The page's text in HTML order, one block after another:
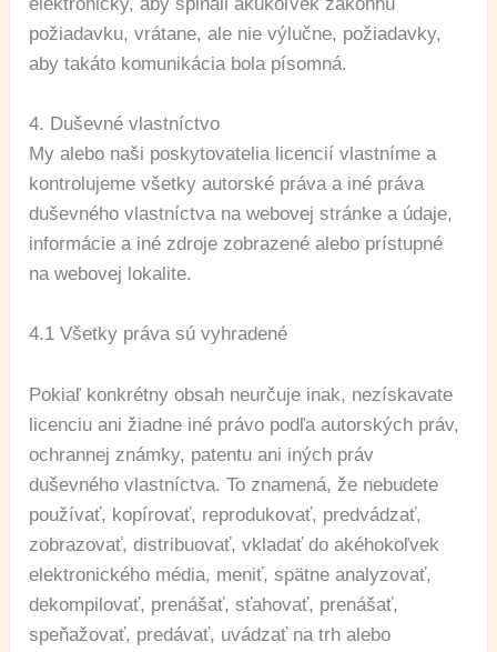
požiadavku, vrátane, ale nie výlučne, požiadavky,
aby takáto komunikácia bola písomná.
4. Duševné vlastníctvo
My alebo naši poskytovatelia licencií vlastníme a
kontrolujeme všetky autorské práva a iné práva
duševného vlastníctva na webovej stránke a údaje,
informácie a iné zdroje zobrazené alebo prístupné
na webovej lokalite.
4.1 Všetky práva sú vyhradené
Pokiaľ konkrétny obsah neurčuje inak, nezískavate
licenciu ani žiadne iné právo podľa autorských práv,
ochrannej známky, patentu ani iných práv
duševného vlastníctva. To znamená, že nebudete
používať, kopírovať, reprodukovať, predvádzať,
zobrazovať, distribuovať, vkladať do akéhokoľvek
elektronického média, meniť, spätne analyzovať,
dekompilovať, prenášať, sťahovať, prenášať,
speňažovať, predávať, uvádzať na trh alebo